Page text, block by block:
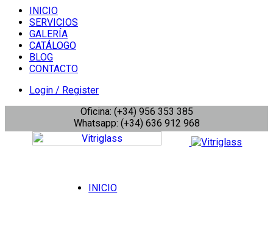
INICIO
SERVICIOS
GALERÍA
CATÁLOGO
BLOG
CONTACTO
Login / Register
Oficina: (+34) 956 353 385
Whatsapp: (+34) 636 912 968
INICIO